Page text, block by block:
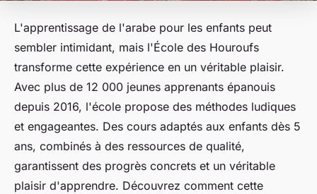
L'apprentissage de l'arabe pour les enfants peut
sembler intimidant, mais l'École des Houroufs
transforme cette expérience en un véritable plaisir.
Avec plus de 12 000 jeunes apprenants épanouis
depuis 2016, l'école propose des méthodes ludiques
et engageantes. Des cours adaptés aux enfants dès 5
ans, combinés à des ressources de qualité,
garantissent des progrès concrets et un véritable
plaisir d'apprendre. Découvrez comment cette